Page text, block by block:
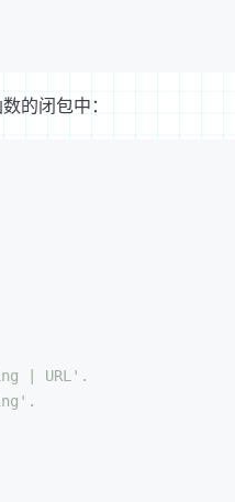
的闭包中：
| URL'.